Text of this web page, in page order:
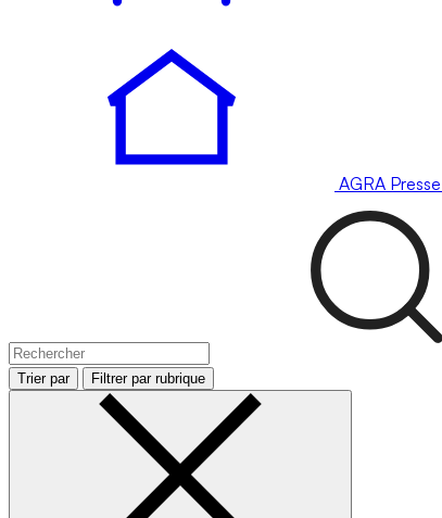
AGRA Presse
Trier par Filtrer par rubrique